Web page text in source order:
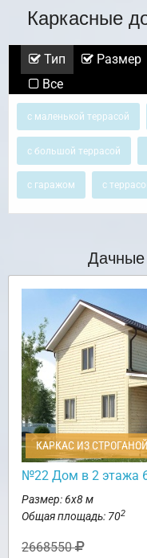
Каркасные
Тип Размер
Все
с маленькой террасой
с большой террасой
с гаражом с
КАРКАС ИЗ
№22 Дом в 2 этажа
Размер: 6х8 м
Общая площадь: 702
2668550